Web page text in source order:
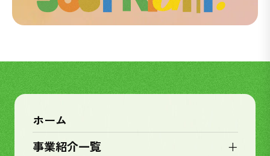
ホーム
事業紹介一覧
+